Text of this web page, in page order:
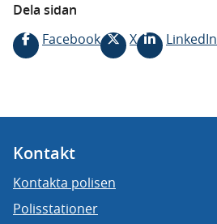
Dela sidan
Facebook
X LinkedIn
Kontakt
Kontakta polisen
Polisstationer